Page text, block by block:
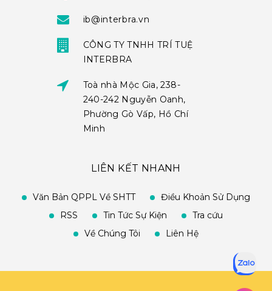
ib@interbra.vn
CÔNG TY TNHH TRÍ TUỆ
INTERBRA
Toà nhà Mộc Gia, 238-
240-242 Nguyễn Oanh,
Phường Gò Vấp, Hồ Chí
Minh
LIÊN KẾT NHANH
Văn Bản QPPL Về SHTT
Điều Khoản Sử Dụng
RSS
Tin Tức Sự Kiện
Tra cứu
Về Chúng Tôi
Liên Hệ